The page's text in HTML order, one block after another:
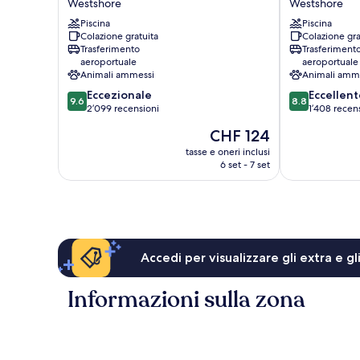
Airport
Westshore
Westshore
Westshore
Piscina
Colazione gratuita
Trasferimento
aeroportuale
Animali ammessi
9.6
su
9.6 Eccezionale
2’099 recensioni
Il
prezzo
attuale
CHF 124
tasse e oneri inclusi
6 set - 7 set
Airport/
Westshore
Westshore
Piscina
Colazione
aeroportuale
Animali
8.8
su
8.8
1’408
Accedi per visualizzare gli extra e
Informazioni sulla zona